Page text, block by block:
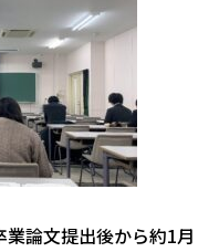
論文提出後から約1月